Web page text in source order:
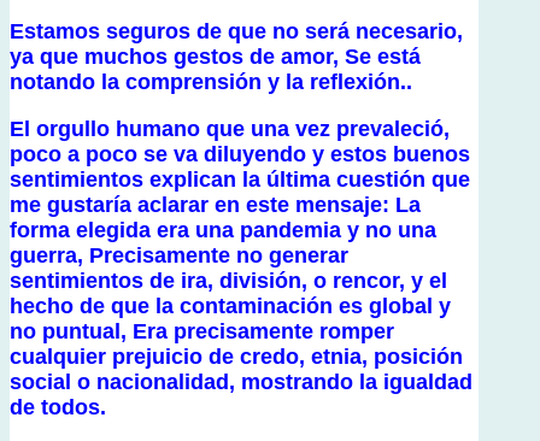
Estamos seguros de que no será necesario,
ya que muchos gestos de amor, Se está
notando la comprensión y la reflexión..
El orgullo humano que una vez prevaleció,
poco a poco se va diluyendo y estos buenos
sentimientos explican la última cuestión que
me gustaría aclarar en este mensaje: La
forma elegida era una pandemia y no una
guerra, Precisamente no generar
sentimientos de ira, división, o rencor, y el
hecho de que la contaminación es global y
no puntual, Era precisamente romper
cualquier prejuicio de credo, etnia, posición
social o nacionalidad, mostrando la igualdad
de todos.